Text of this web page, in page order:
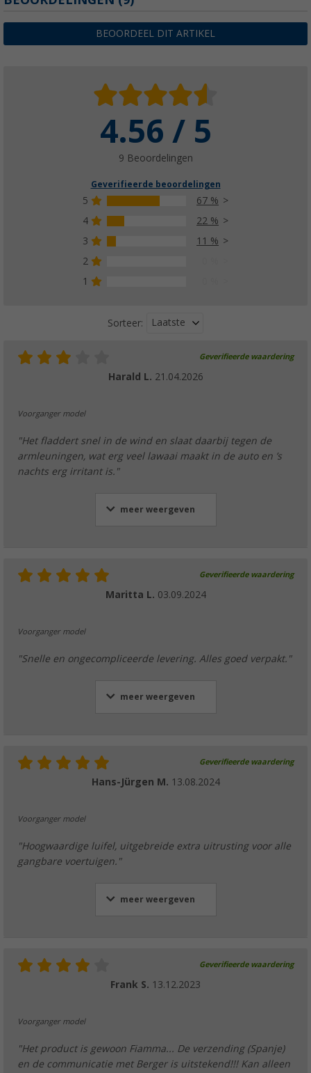
BEOORDEEL DIT ARTIKEL
4.56 / 5
9 Beoordelingen
Geverifieerde beoordelingen
5
67 %
4
22 %
3
11 %
2
1
Sorteer: Laatste
Geverifieerde waardering
Harald L. 21.04.2026
Voorganger model
"Het fladdert snel in de wind en slaat daarbij tegen de
armleuningen, wat erg veel lawaai maakt in de auto en ’s
nachts erg irritant is."
meer weergeven
Geverifieerde waardering
Maritta L. 03.09.2024
Voorganger model
"Snelle en ongecompliceerde levering. Alles goed verpakt."
meer weergeven
Geverifieerde waardering
Hans-Jürgen M. 13.08.2024
Voorganger model
"Hoogwaardige luifel, uitgebreide extra uitrusting voor alle
gangbare voertuigen."
meer weergeven
Geverifieerde waardering
Frank S. 13.12.2023
Voorganger model
"Het product is gewoon Fiamma... De verzending (Spanje)
en de communicatie met Berger is uitstekend!!! Kan alleen